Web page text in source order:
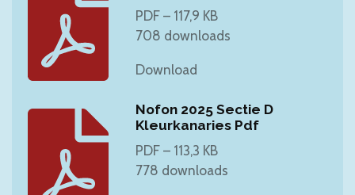
PDF – 117,9 KB
708 downloads
Download
Nofon 2025 Sectie D
Kleurkanaries Pdf
PDF – 113,3 KB
778 downloads